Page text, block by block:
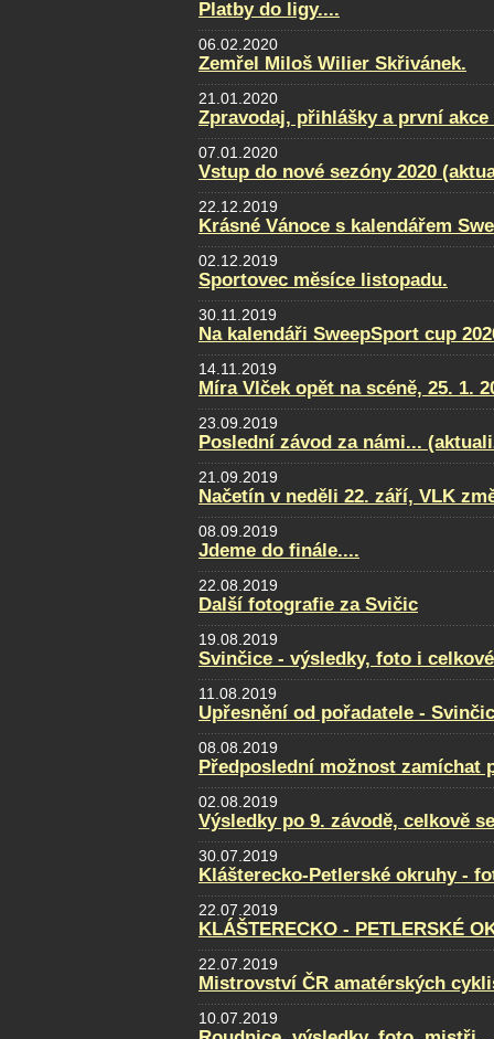
Platby do ligy....
06.02.2020
Zemřel Miloš Wilier Skřivánek.
21.01.2020
Zpravodaj, přihlášky a první akce
07.01.2020
Vstup do nové sezóny 2020
22.12.2019
Krásné Vánoce s kalendářem
02.12.2019
Sportovec měsíce listopadu.
30.11.2019
Na kalendáři SweepSport cup
14.11.2019
Míra Vlček opět na scéně, 25. 1.
23.09.2019
Poslední závod za námi...
21.09.2019
Načetín v neděli 22. září, VLK
08.09.2019
Jdeme do finále....
22.08.2019
Další fotografie za Svičic
19.08.2019
Svinčice - výsledky, foto i
11.08.2019
Upřesnění od pořadatele -
08.08.2019
Předposlední možnost zamíchat
02.08.2019
Výsledky po 9. závodě, celkově
30.07.2019
Klášterecko-Petlerské okruhy -
22.07.2019
KLÁŠTERECKO - PETLERSKÉ
22.07.2019
Mistrovství ČR amatérských
10.07.2019